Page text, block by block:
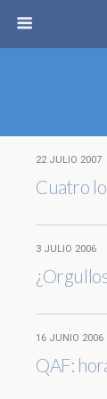
22 JULIO 2007
Cuatro
3 JULIO 2006
16 JUNIO 2006
QAF: